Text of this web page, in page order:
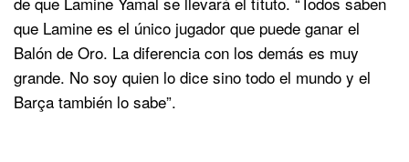
que Lamine es el único jugador que puede ganar el
Balón de Oro. La diferencia con los demás es muy
grande. No soy quien lo dice sino todo el mundo y el
Barça también lo sabe”.